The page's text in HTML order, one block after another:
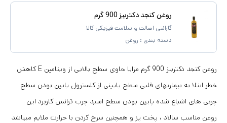
روغن کنجد دکتربیز 900 گرم
گارانتی اصالت و سلامت فیزیکی کالا
دسته بندی : روغن
روغن کنجد دکتربیز 900 گرم مزایا حاوی سطح بالایی از ویتامین E کاهش
خطر ابتلا به بیماریهای قلبی سطح پایینی از كلسترول پایین بودن سطح
چربی های اشباع شده پایین بودن سطح اسید چرب ترانس کاربرد این
روغن مناسب سالاد ، پخت پز و همچنین سرخ کردن با حرارت ملایم میباشد